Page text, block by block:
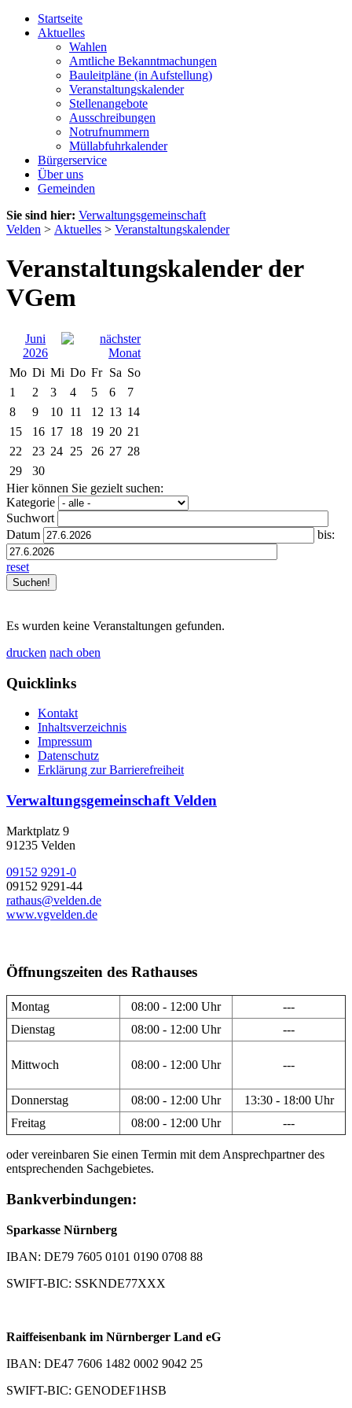
Startseite
Aktuelles
Wahlen
Amtliche Bekanntmachungen
Bauleitpläne (in Aufstellung)
Veranstaltungskalender
Stellenangebote
Ausschreibungen
Notrufnummern
Müllabfuhrkalender
Bürgerservice
Über uns
Gemeinden
Sie sind hier: Verwaltungsgemeinschaft
Velden > Aktuelles > Veranstaltungskalender
Veranstaltungskalender der
VGem
Juni
2026
Mo Di Mi Do Fr Sa So
1
2 3 4 5 6
7
8
9 10 11 12 13 14
15
16 17 18 19 20 21
22
23 24 25 26 27 28
29
30
Hier können Sie gezielt suchen:
Kategorie
Suchwort
Datum
bis:
reset
Es wurden keine Veranstaltungen gefunden.
drucken nach oben
Quicklinks
Kontakt
Inhaltsverzeichnis
Impressum
Datenschutz
Erklärung zur Barrierefreiheit
Verwaltungsgemeinschaft Velden
Marktplatz 9
91235 Velden
09152 9291-0
09152 9291-44
rathaus@velden.de
www.vgvelden.de
Öffnungszeiten des Rathauses
Montag 08:00 - 12:00 Uhr
---
Dienstag
08:00 - 12:00 Uhr ---
Mittwoch 08:00 - 12:00 Uhr ---
Donnerstag 08:00 - 12:00 Uhr
13:30 - 18:00 Uhr
Freitag
08:00 - 12:00 Uhr ---
oder vereinbaren Sie einen Termin mit dem Ansprechpartner des
entsprechenden Sachgebietes.
Bankverbindungen:
Sparkasse Nürnberg
IBAN: DE79 7605 0101 0190 0708 88
SWIFT-BIC: SSKNDE77XXX
Raiffeisenbank im Nürnberger Land eG
IBAN: DE47 7606 1482 0002 9042 25
SWIFT-BIC: GENODEF1HSB